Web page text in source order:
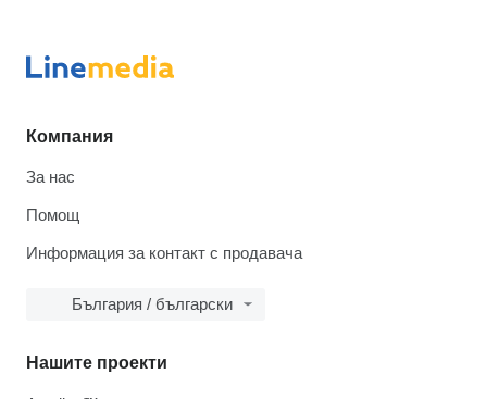
Компания
За нас
Помощ
Информация за контакт с продавача
България / български
Нашите проекти